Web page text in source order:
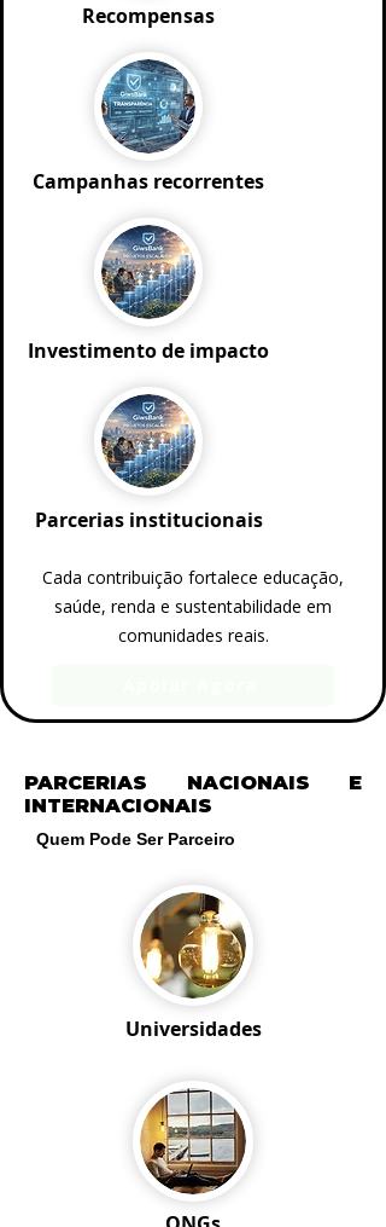
Recompensas
Campanhas recorrentes
Investimento de impacto
Parcerias institucionais
Cada contribuição fortalece educação,
saúde, renda e sustentabilidade em
comunidades reais.
PARCERIAS NACIONAIS E
INTERNACIONAIS
Quem Pode Ser Parceiro
Universidades